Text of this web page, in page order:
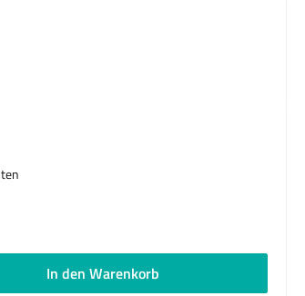
Wert ein oder benutze die Schaltflächen um die
In den Warenkorb